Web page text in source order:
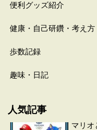
便利グッズ紹介
健康・自己研鑽・考え方
歩数記録
趣味・日記
人気記事
マリオ